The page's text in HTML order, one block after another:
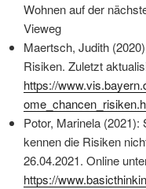
Wohnen auf der
Vieweg
Maertsch, Judith
Risiken. Zuletzt
https://
Potor, Marinela
kennen die Risiken
26.04.2021. Online
https://